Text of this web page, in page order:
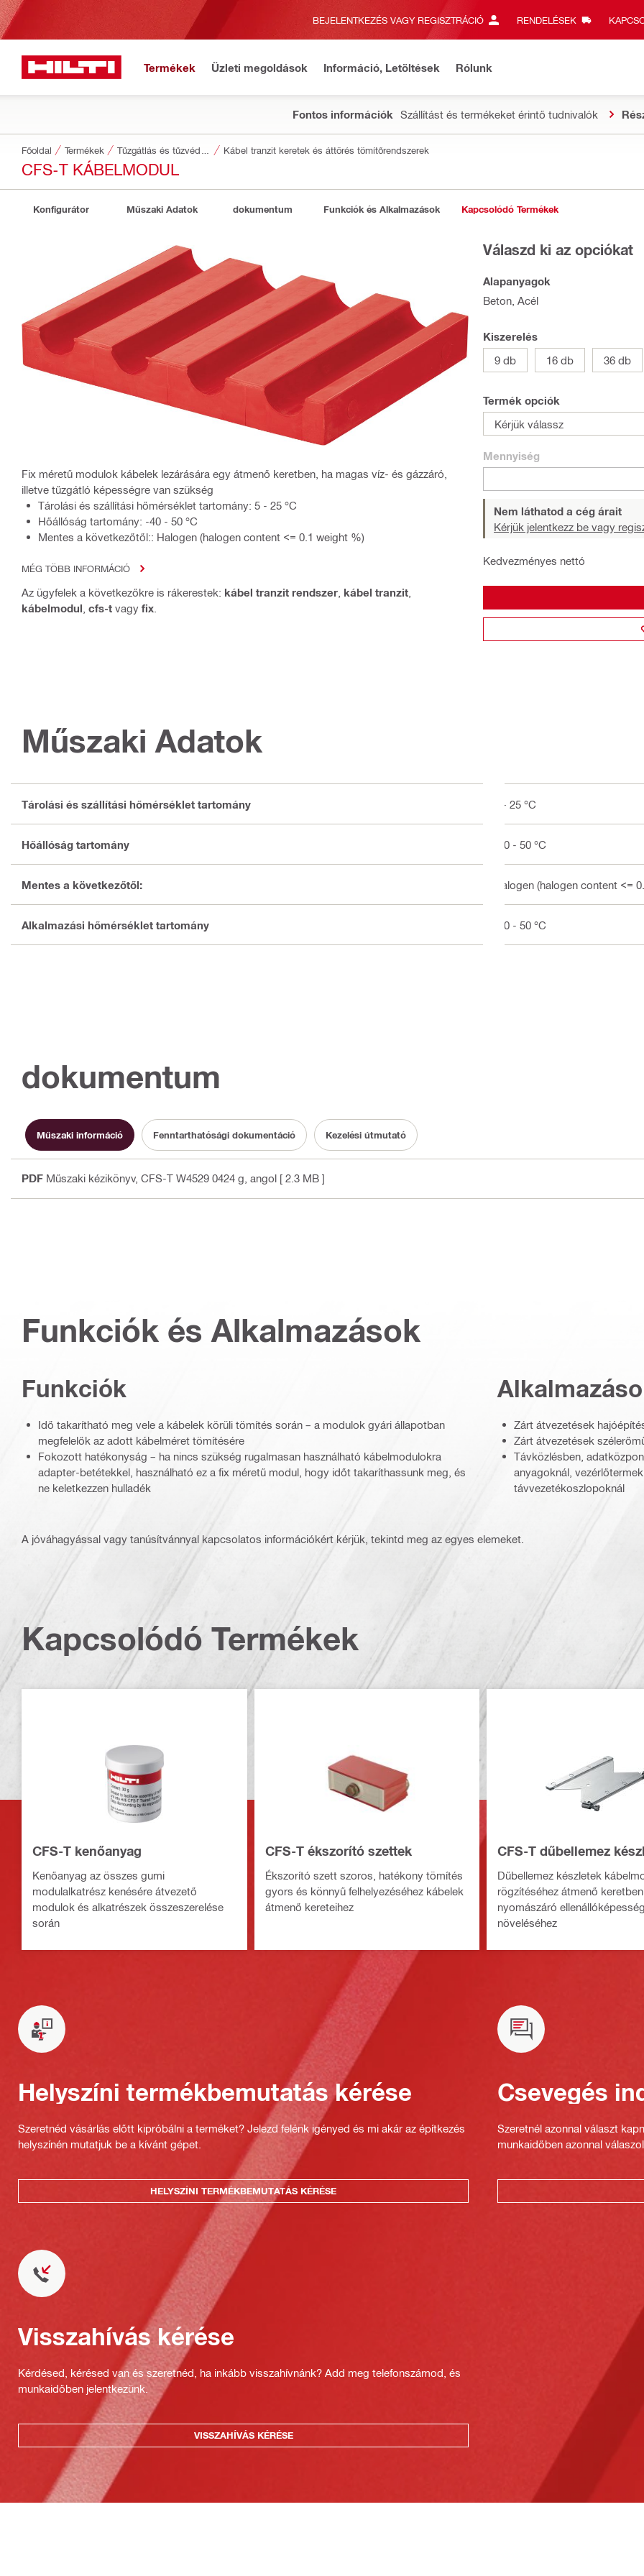
BEJELENTKEZÉS VAGY REGISZTRÁCIÓ RENDELÉSEK
Termékek Üzleti megoldások Információ, Letöltések Rólunk
Fontos információk Szállítást és termékeket érintő tudnivalók
Főoldal Termékek Kábel tranzit keretek és áttörés tömítőrendszerek
CFS-T KÁBELMODUL
Konfigurátor Műszaki Adatok dokumentum Funkciók és Alkalmazások Kapcsolódó Termékek
Fix méretű modulok kábelek lezárására egy átmenő keretben, ha magas víz- és gázzáró,
illetve tűzgátló képességre van szükség
Tárolási és szállítási hőmérséklet tartomány: 5 - 25 °C
Hőállóság tartomány: -40 - 50 °C
Mentes a következőtől:: Halogen (halogen content <= 0.1 weight %)
MÉG TÖBB INFORMÁCIÓ
Az ügyfelek a következőkre is rákerestek: kábel tranzit rendszer kábel tranzit
kábelmodul cfs-t vagy fix
Válaszd ki az opciókat
Alapanyagok
Beton, Acél
Kiszerelés
9 db
16 db 36 db
Termék opciók
Kérjük válassz
Mennyiség
Nem láthatod a cég árait
Kérjük jelentkezz be vagy
Kedvezményes nettó
Műszaki Adatok
Tárolási és szállítási hőmérséklet tartomány 5 - 25 °C
Hőállóság tartomány -40 - 50 °C
Mentes a következőtől: Halogen (halogen content <=
Alkalmazási hőmérséklet tartomány -20 - 50 °C
dokumentum
Műszaki információ Fenntarthatósági dokumentáció Kezelési útmutató
PDF Műszaki kézikönyv, CFS-T W4529 0424 g , angol [ 2.3 MB ]
Funkciók és Alkalmazások
Funkciók
Idő takarítható meg vele a kábelek körüli tömítés során – a modulok gyári állapotban
megfelelők az adott kábelméret tömítésére
Fokozott hatékonyság – ha nincs szükség rugalmasan használható kábelmodulokra
adapter-betétekkel, használható ez a fix méretű modul, hogy időt takaríthassunk meg, és
ne keletkezzen hulladék
Zárt átvezetések
Zárt átvezetések
Távközlésben,
anyagoknál,
távvezetékoszlopoknál
A jóváhagyással vagy tanúsítvánnyal kapcsolatos információkért kérjük, tekintd meg az egyes elemeket.
Kapcsolódó Termékek
CFS-T kenőanyag
Kenőanyag az összes gumi
modulalkatrész kenésére átvezető
modulok és alkatrészek összeszerelése
során
CFS-T ékszorító szettek
Ékszorító szett szoros, hatékony tömítés
gyors és könnyű felhelyezéséhez kábelek
átmenő kereteihez
CFS-T dűbellemez
Dűbellemez készletek
rögzítéséhez átmenő
nyomászáró
növeléséhez
Helyszíni termékbemutatás kérése
Szeretnéd vásárlás előtt kipróbálni a terméket? Jelezd felénk igényed és mi akár az építkezés
helyszínén mutatjuk be a kívánt gépet.
HELYSZÍNI TERMÉKBEMUTATÁS KÉRÉSE
Csevegés
Szeretnél azonnal választ
munkaidőben azonnal
Visszahívás kérése
Kérdésed, kérésed van és szeretnéd, ha inkább visszahívnánk? Add meg telefonszámod, és
munkaidőben jelentkezünk.
VISSZAHÍVÁS KÉRÉSE